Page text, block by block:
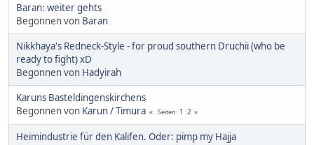
Baran: weiter gehts
Begonnen von Baran
Nikkhaya's Redneck-Style - for proud southern Druchii (who be
ready to fight) xD
Begonnen von Hadyirah
Karuns Basteldingenskirchens
Begonnen von Karun / Timura Seiten 1 2
Heimindustrie für den Kalifen. Oder: pimp my Hajja